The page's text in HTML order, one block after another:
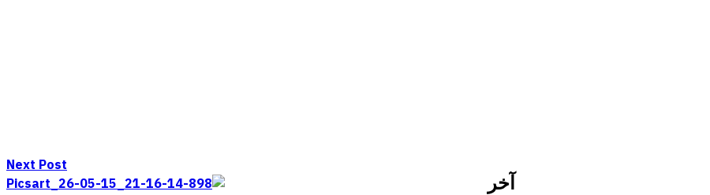
Next Post
آخر